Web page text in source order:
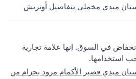
ميدي مخملي بتفاصيل أوتريش
في السوق. إنها علامة تجارية
استخدامها.
ميدي قصير الأكمام مزود بحزام من